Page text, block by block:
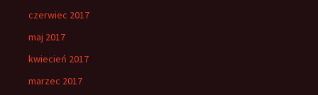
czerwiec 2017
maj 2017
kwiecień 2017
marzec 2017